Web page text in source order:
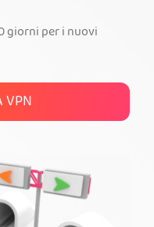
giorni per i nuovi